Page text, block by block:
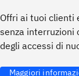
Offri ai tuoi clienti
senza interruzioni
degli accessi di
Maggiori